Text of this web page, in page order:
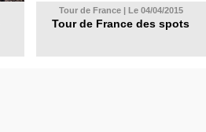
Tour de France | Le 04/04/2015
Tour de France des spots